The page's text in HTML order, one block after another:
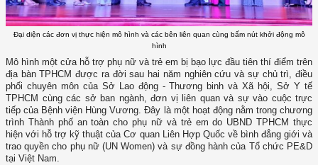
Đại diện các đơn vị thực hiện mô hình và các bên liên quan cùng bấm nút khởi động mô
hình
Mô hình một cửa hỗ trợ phụ nữ và trẻ em bị bạo lực đầu tiên thí điểm trên
địa bàn TPHCM được ra đời sau hai năm nghiên cứu và sự chủ trì, điều
phối chuyên môn của Sở Lao động - Thương binh và Xã hội, Sở Y tế
TPHCM cùng các sở ban ngành, đơn vị liên quan và sự vào cuộc trực
tiếp của Bệnh viện Hùng Vương. Đây là một hoạt động nằm trong chương
trình Thành phố an toàn cho phụ nữ và trẻ em do UBND TPHCM thực
hiện với hỗ trợ kỹ thuật của Cơ quan Liên Hợp Quốc về bình đẳng giới và
trao quyền cho phụ nữ (UN Women) và sự đồng hành của Tổ chức PE&D
tại Việt Nam.